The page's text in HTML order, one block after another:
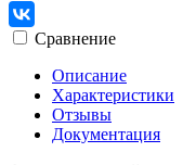
Сравнение
Описание
Характеристики
Отзывы
Документация